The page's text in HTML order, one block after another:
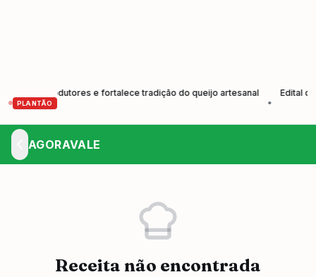
PLANTÃO
de produtores e fortalece tradição do queijo artesanal
Edital de
AGORAVALE
Receita não encontrada